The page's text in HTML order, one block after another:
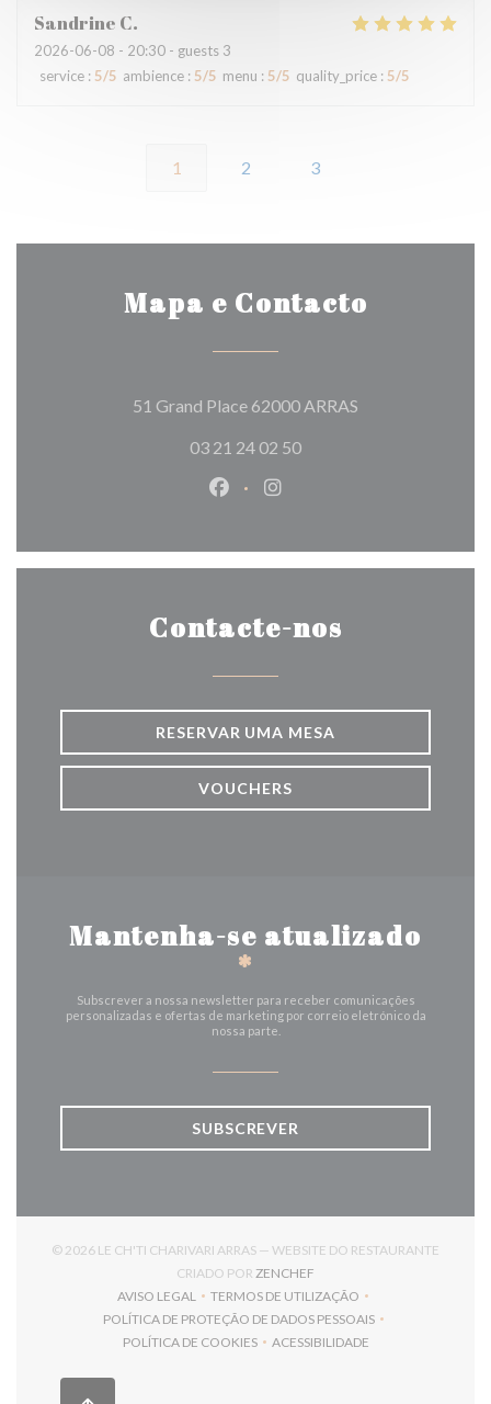
Sandrine C
2026-06-08 - 20:30 - guests 3
service : 5/5 ambience : 5/5 menu : 5/5 quality_price : 5/5
1 2 3
Mapa e Contacto
51 Grand Place 62000 ARRAS
03 21 24 02 50
Facebook ((abre numa nova
Instagram ((abre numa
Contacte-nos
RESERVAR UMA MESA
VOUCHERS
Mantenha-se atualizado
*
Subscrever a nossa newsletter para receber comunicações
personalizadas e ofertas de marketing por correio eletrónico da
nossa parte.
SUBSCREVER
© 2026 LE CH'TI CHARIVARI ARRAS — WEBSITE DO RESTAURANTE
CRIADO POR ZENCHEF
AVISO LEGAL
((ABRE NUMA NOVA JANELA))
TERMOS DE UTILIZAÇÃO
((ABRE NUMA NOVA JANELA))
POLÍTICA DE PROTEÇÃO DE DADOS PESSOAIS
((ABRE NUMA NOVA JANELA))
POLÍTICA DE COOKIES
((ABRE NUMA NOVA JANELA))
ACESSIBILIDADE
((ABRE NUMA NOVA